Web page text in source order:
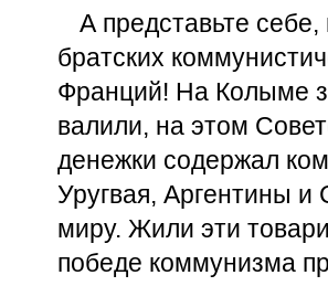
А представьте
братских
Франций! На Колыме
валили, на этом
денежки содержал
Уругвая, Аргентины
миру. Жили эти
победе коммунизма